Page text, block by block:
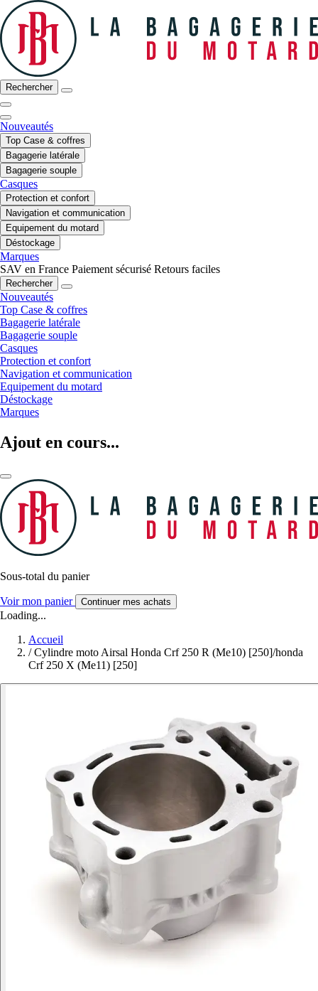
Rechercher
Nouveautés
Top Case & coffres
Bagagerie latérale
Bagagerie souple
Casques
Protection et confort
Navigation et communication
Equipement du motard
Déstockage
Marques
SAV en France Paiement sécurisé Retours faciles
Rechercher
Nouveautés
Top Case & coffres
Bagagerie latérale
Bagagerie souple
Casques
Protection et confort
Navigation et communication
Equipement du motard
Déstockage
Marques
Ajout en cours...
Sous-total du panier
Voir mon panier Continuer mes achats
Loading...
Accueil
/ Cylindre moto Airsal Honda Crf 250 R (Me10) [250]/honda
Crf 250 X (Me11) [250]